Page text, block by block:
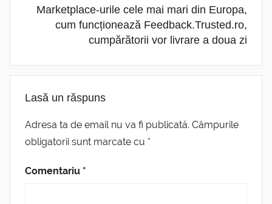
Marketplace-urile cele mai mari din Europa,
cum funcționează Feedback.Trusted.ro,
cumpărătorii vor livrare a doua zi
Lasă un răspuns
Adresa ta de email nu va fi publicată. Câmpurile
obligatorii sunt marcate cu *
Comentariu *